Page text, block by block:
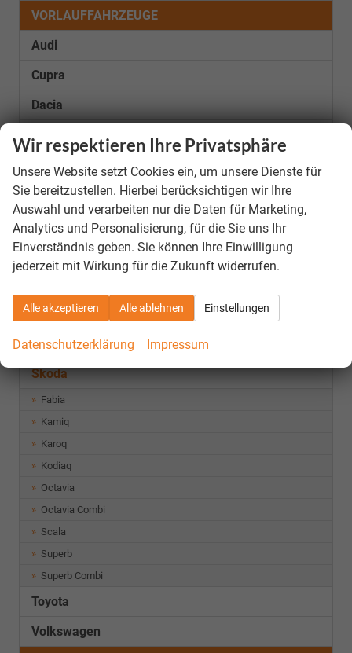
VORLAUFFAHRZEUGE
Audi
Cupra
Dacia
Ford
Hyundai
Kia
Mercedes-Benz
Nissan
Peugeot
Seat
Skoda
Fabia
Kamiq
Karoq
Kodiaq
Octavia
Octavia Combi
Scala
Superb
Superb Combi
Toyota
Volkswagen
Wir respektieren Ihre Privatsphäre
Unsere Website setzt Cookies ein, um unsere Dienste für
Sie bereitzustellen. Hierbei berücksichtigen wir Ihre
Auswahl und verarbeiten nur die Daten für Marketing,
Analytics und Personalisierung, für die Sie uns Ihr
Einverständnis geben. Sie können Ihre Einwilligung
jederzeit mit Wirkung für die Zukunft widerrufen.
Alle akzeptieren Alle ablehnen Einstellungen
Datenschutzerklärung Impressum